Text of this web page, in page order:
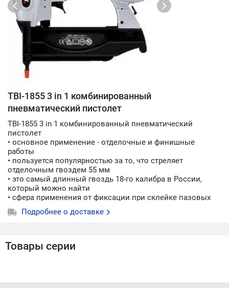
TBI-1855 3 in 1 комбинированный
пневматический пистолет
TBI-1855 3 in 1 комбинированный пневматический
пистолет
• основное применение - отделочные и финишные
работы
• пользуется популярностью за то, что стреляет
отделочным гвоздем 55 мм
• это самый длинный гвоздь 18-го калибра в России,
который можно найти
• сфера применения от фиксации при склейке пазовых
соединений до внутренней отделки деревом.
Подробнее о доставке
Товары серии